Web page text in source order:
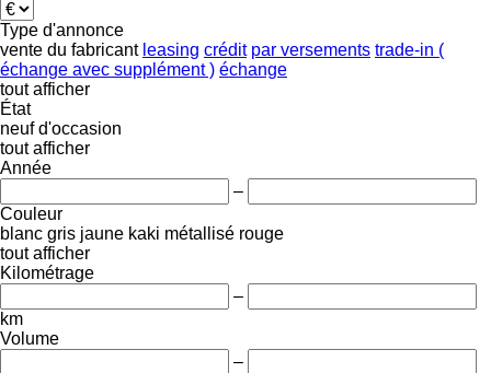
Type d'annonce
vente du fabricant leasing crédit par versements trade-in (
échange avec supplément ) échange
tout afficher
État
neuf d'occasion
tout afficher
Année
–
Couleur
blanc gris jaune kaki métallisé rouge
tout afficher
Kilométrage
–
km
Volume
–